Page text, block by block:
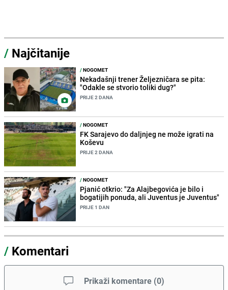
/ Najčitanije
/NOGOMET
Nekadašnji trener Željezničara se pita:
"Odakle se stvorio toliki dug?"
PRIJE 2 DANA
/NOGOMET
FK Sarajevo do daljnjeg ne može igrati na
Koševu
PRIJE 2 DANA
/NOGOMET
Pjanić otkrio: "Za Alajbegovića je bilo i
bogatijih ponuda, ali Juventus je Juventus"
PRIJE 1 DAN
/ Komentari
Prikaži komentare (0)